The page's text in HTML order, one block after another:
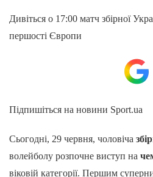
Дивіться о 17:00 матч збірної
першості Європи
Підпишіться на новини Sport.ua
Сьогодні, 29 червня, чоловіча
волейболу розпочне виступ на
віковій категорії. Першим